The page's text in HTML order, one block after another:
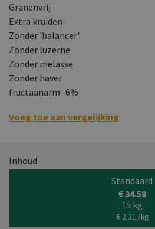
Granenvrij
Extra kruiden
Zonder 'balancer'
Zonder luzerne
Zonder melasse
Zonder haver
fructaanarm -6%
Voeg toe aan vergelijking
Inhoud
Standaard
€ 34.58
15 kg
€ 2.31 /kg